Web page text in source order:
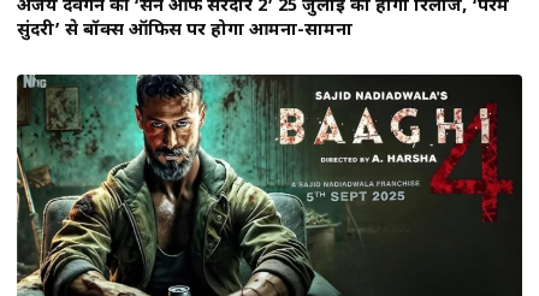
अजय देवगन की ‘सन ऑफ सरदार 2’ 25 जुलाई को होगी रिलीज, ‘परम
सुंदरी’ से बॉक्स ऑफिस पर होगा आमना-सामना